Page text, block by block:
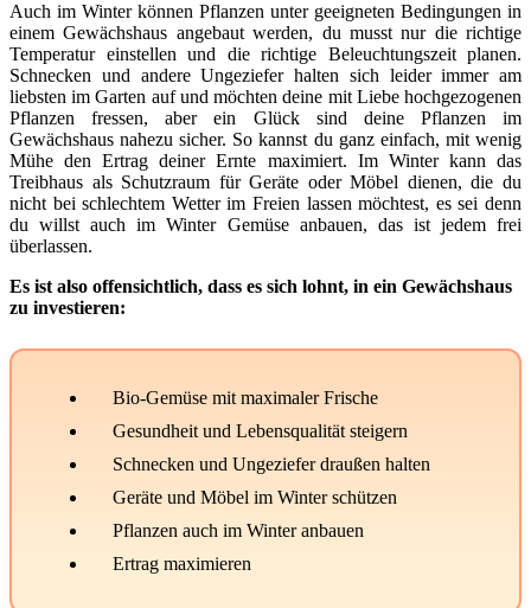
Auch im Winter können Pflanzen unter geeigneten Bedingungen in
einem Gewächshaus angebaut werden, du musst nur die richtige
Temperatur einstellen und die richtige Beleuchtungszeit planen.
Schnecken und andere Ungeziefer halten sich leider immer am
liebsten im Garten auf und möchten deine mit Liebe hochgezogenen
Pflanzen fressen, aber ein Glück sind deine Pflanzen im
Gewächshaus nahezu sicher. So kannst du ganz einfach, mit wenig
Mühe den Ertrag deiner Ernte maximiert. Im Winter kann das
Treibhaus als Schutzraum für Geräte oder Möbel dienen, die du
nicht bei schlechtem Wetter im Freien lassen möchtest, es sei denn
du willst auch im Winter Gemüse anbauen, das ist jedem frei
überlassen.
Es ist also offensichtlich, dass es sich lohnt, in ein Gewächshaus
zu investieren:
Bio-Gemüse mit maximaler Frische
Gesundheit und Lebensqualität steigern
Schnecken und Ungeziefer draußen halten
Geräte und Möbel im Winter schützen
Pflanzen auch im Winter anbauen
Ertrag maximieren